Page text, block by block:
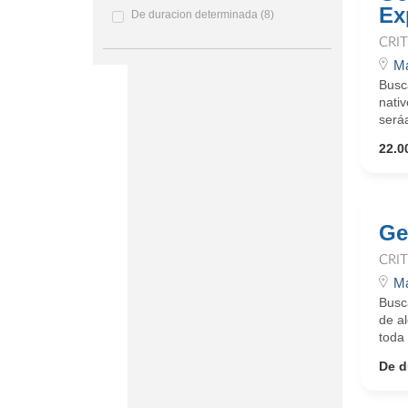
De duracion determinada (8)
de
toda
De